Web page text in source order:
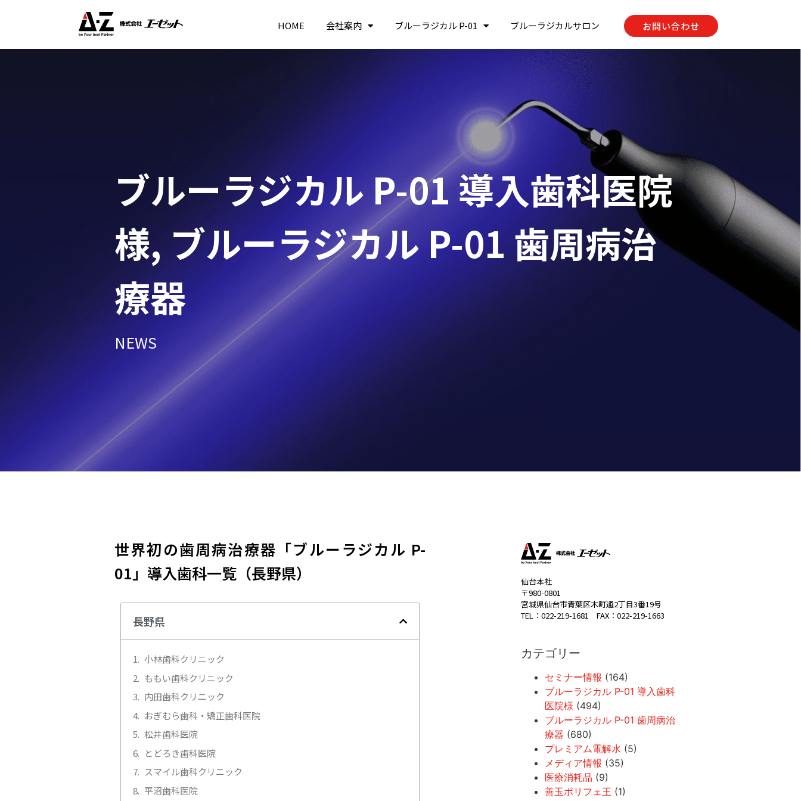
HOME 会社案内 ブルーラジカル P-01 ブルーラジカルサロン お問い合わせ
ブルーラジカル P-01 導入歯科医院
様,ブルーラジカル P-01 歯周病治
療器
NEWS
世界初の歯周病治療器「ブルーラジカル P-
01」導入歯科一覧（長野県）
長野県
小林歯科クリニック
ももい歯科クリニック
内田歯科クリニック
おぎむら歯科・矯正歯科医院
松井歯科医院
とどろき歯科医院
スマイル歯科クリニック
平沼歯科医院
仙台本社
〒980-0801
宮城県仙台市青葉区木町通2丁目3番19号
TEL：022-219-1681 FAX：022-219-1663
カテゴリー
セミナー情報 (164)
ブルーラジカル P-01 導入歯科
医院様 (494)
ブルーラジカル P-01 歯周病治
療器 (680)
プレミアム電解水 (5)
メディア情報 (35)
医療消耗品 (9)
善玉ポリフェ王 (1)